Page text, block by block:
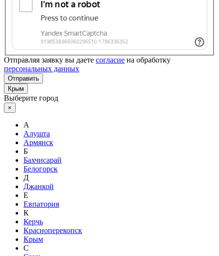
Отправляя заявку вы даете согласие на обработку
персональных данных
Отправить
Крым
Выберите город
×
А
Алушта
Армянск
Б
Бахчисарай
Белогорск
Д
Джанкой
Е
Евпатория
К
Керчь
Красноперекопск
Крым
С